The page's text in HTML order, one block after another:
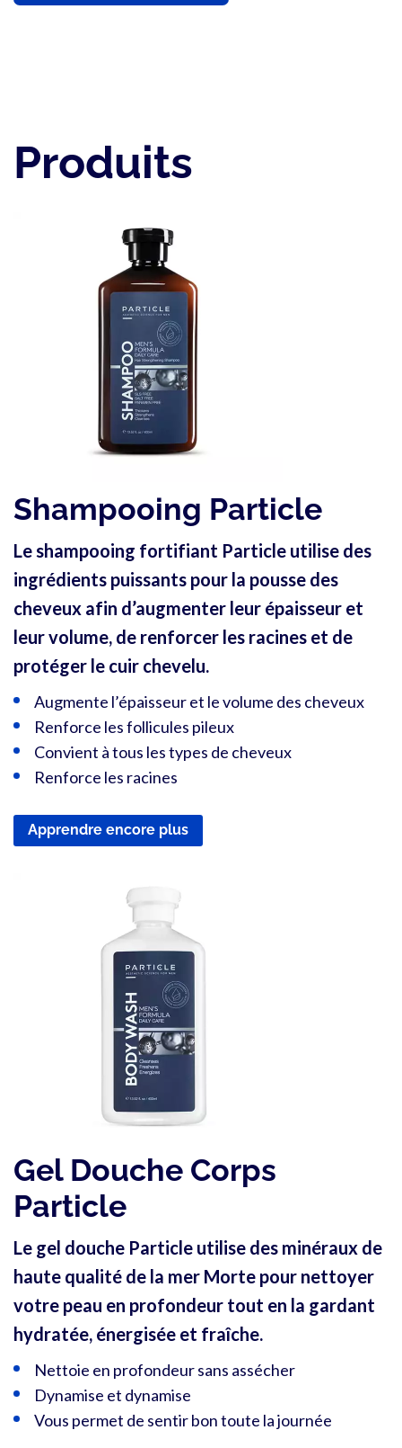
Produits
Shampooing Particle
Le shampooing fortifiant Particle utilise des
ingrédients puissants pour la pousse des
cheveux afin d’augmenter leur épaisseur et
leur volume, de renforcer les racines et de
protéger le cuir chevelu.
Augmente l’épaisseur et le volume des cheveux
Renforce les follicules pileux
Convient à tous les types de cheveux
Renforce les racines
Apprendre encore plus
Gel Douche Corps
Particle
Le gel douche Particle utilise des minéraux de
haute qualité de la mer Morte pour nettoyer
votre peau en profondeur tout en la gardant
hydratée, énergisée et fraîche.
Nettoie en profondeur sans assécher
Dynamise et dynamise
Vous permet de sentir bon toute la journée